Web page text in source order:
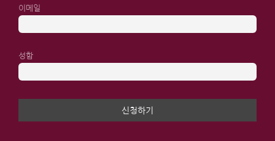
이메일
성함